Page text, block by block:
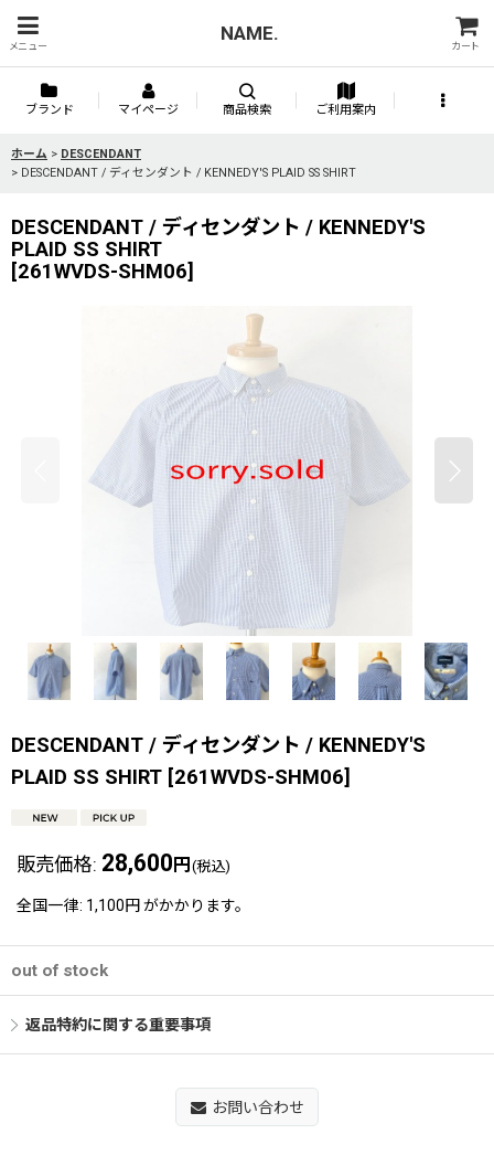
メニュー
NAME.
カート
ブランド マイページ 商品検索 ご利用案内
ホーム > DESCENDANT
> DESCENDANT / ディセンダント / KENNEDY'S PLAID SS SHIRT
DESCENDANT / ディセンダント / KENNEDY'S
PLAID SS SHIRT
[261WVDS-SHM06]
DESCENDANT / ディセンダント / KENNEDY'S
PLAID SS SHIRT [261WVDS-SHM06]
販売価格: 28,600 円 (税込)
全国一律: 1,100円 がかかります。
out of stock
返品特約に関する重要事項
お問い合わせ